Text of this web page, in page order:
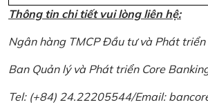
Thông tin chi tiết vui lòng liên hệ:
Ngân hàng TMCP Đầu tư và Phát
Ban Quản lý và Phát triển Core
Tel: (+84) 24.22205544/Email: